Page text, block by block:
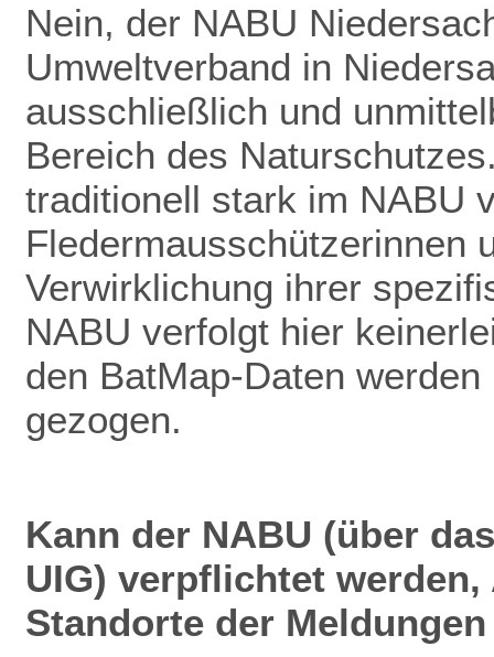
Nein, der NABU
Umweltverband in
ausschließlich und
Bereich des
traditionell stark im NABU
Fledermausschützerinnen
Verwirklichung ihrer
NABU verfolgt hier
den BatMap-Daten
gezogen.
Kann der NABU (über
UIG) verpflichtet
Standorte der